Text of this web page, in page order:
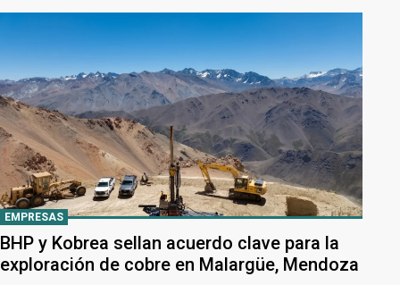
EMPRESAS
BHP y Kobrea sellan acuerdo clave para la
exploración de cobre en Malargüe, Mendoza